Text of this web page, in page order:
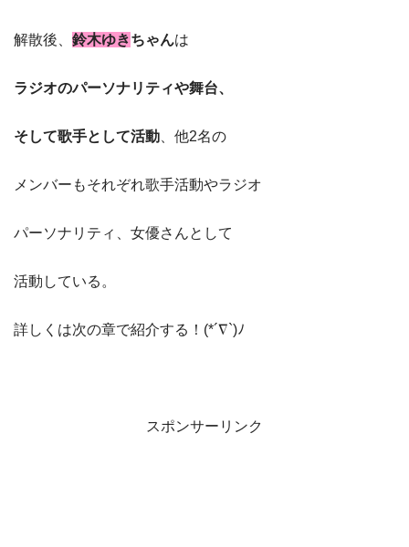
解散後、 鈴木ゆきちゃんは
ラジオのパーソナリティや舞台、
そして歌手として活動 、他2名の
メンバーもそれぞれ歌手活動やラジオ
パーソナリティ、女優さんとして
活動している。
詳しくは次の章で紹介する！(*´∇`)ﾉ
スポンサーリンク